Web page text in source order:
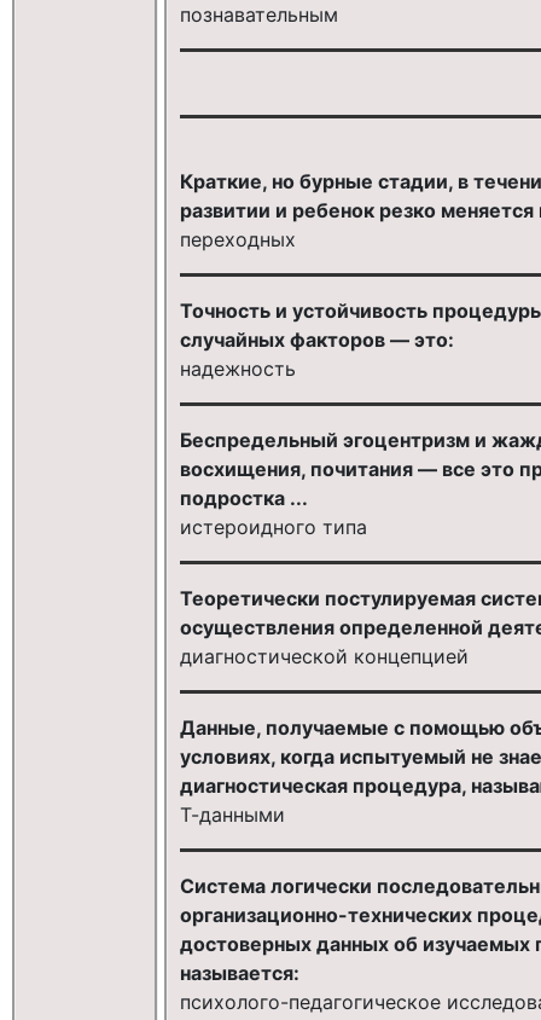
познавательным
Краткие, но бурные стадии, в
развитии и ребенок резко
переходных
Точность и устойчивость
случайных факторов — это:
надежность
Беспредельный эгоцентризм и
восхищения, почитания — все это
подростка ...
истероидного типа
Теоретически постулируемая
осуществления определенной
диагностической концепцией
Данные, получаемые с помощью
условиях, когда испытуемый не
диагностическая процедура,
Т-данными
Система логически
организационно-технических
достоверных данных об изучаемых
называется:
психолого-педагогическое